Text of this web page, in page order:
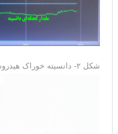
شکل ۲- دانسیته خوراک هیدروسیکلون‌ ثانویه (در حالت دو آسیا)